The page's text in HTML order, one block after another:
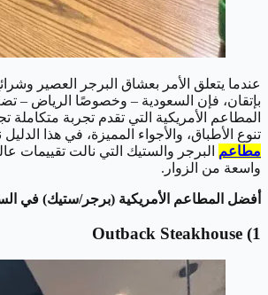
عندما يتعلق الأمر بعشاق البرجر العصير
بإتقان، فإن السعودية – وخصوصًا الرياض –
المطاعم الأمريكية التي تقدم تجربة متكاملة
تنوع الأطباق، والأجواء المميزة، في هذا
مطاعم البرجر والستيك التي نالت تقييمات
واسعة من الزوار.
أفضل المطاعم الأمريكية (برجر/ستيك) في
1)
Outback Steakhouse